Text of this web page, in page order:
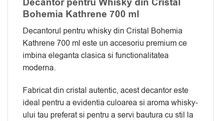
Bohemia Kathrene 700 ml
Decantorul pentru whisky din Cristal Bohemia
Kathrene 700 ml este un accesoriu premium ce
imbina eleganta clasica si functionalitatea
moderna.
Fabricat din cristal autentic, acest decantor este
ideal pentru a evidentia culoarea si aroma whisky-
ului tau preferat si pentru a servi bautura cu stil la